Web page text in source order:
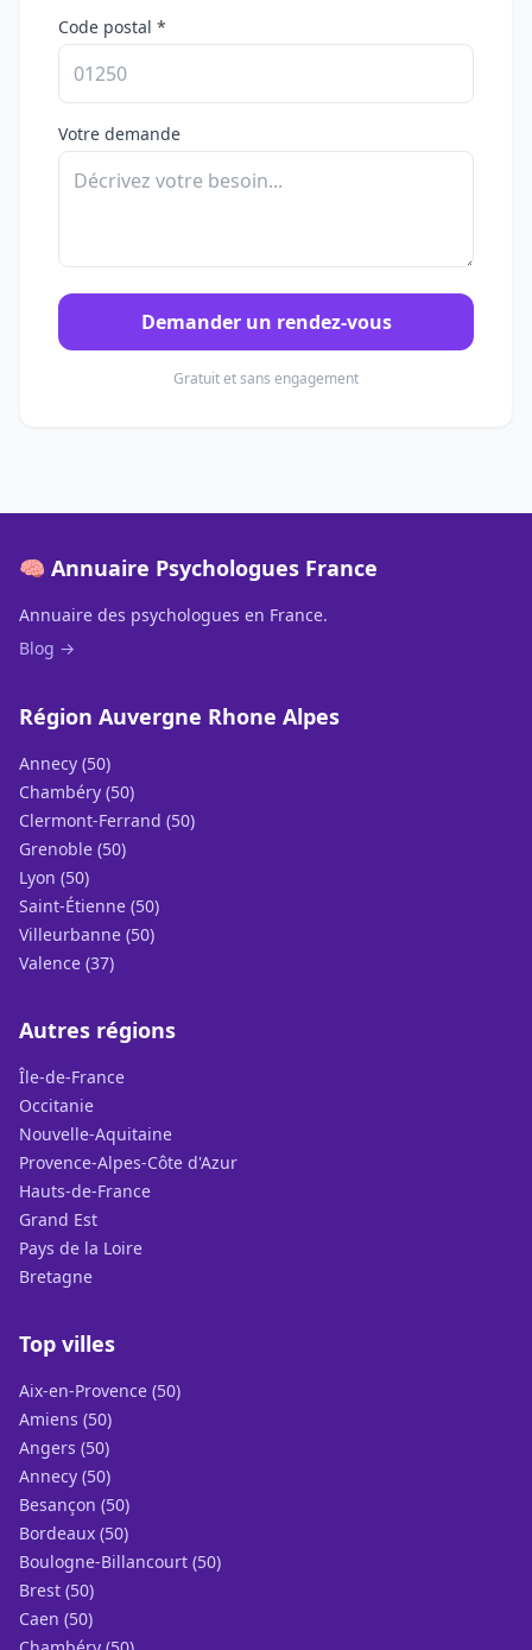
Code postal *
Votre demande
Demander un rendez-vous
Gratuit et sans engagement
🧠 Annuaire Psychologues France
Annuaire des psychologues en France.
Blog →
Région Auvergne Rhone Alpes
Annecy (50)
Chambéry (50)
Clermont-Ferrand (50)
Grenoble (50)
Lyon (50)
Saint-Étienne (50)
Villeurbanne (50)
Valence (37)
Autres régions
Île-de-France
Occitanie
Nouvelle-Aquitaine
Provence-Alpes-Côte d'Azur
Hauts-de-France
Grand Est
Pays de la Loire
Bretagne
Top villes
Aix-en-Provence (50)
Amiens (50)
Angers (50)
Annecy (50)
Besançon (50)
Bordeaux (50)
Boulogne-Billancourt (50)
Brest (50)
Caen (50)